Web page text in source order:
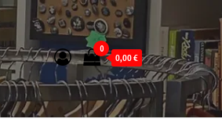
0
0,00€